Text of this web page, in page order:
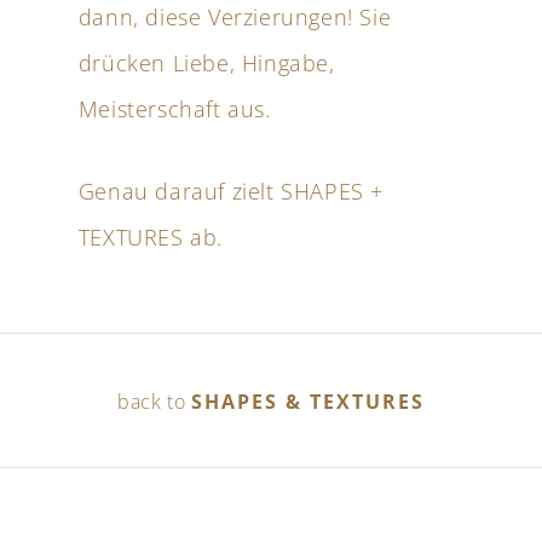
dann, diese Verzierungen! Sie
drücken Liebe, Hingabe,
Meisterschaft aus.
Genau darauf zielt SHAPES +
TEXTURES ab.
back to SHAPES & TEXTURES